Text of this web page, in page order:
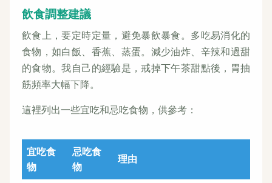
飲食調整建議
飲食上，要定時定量，避免暴飲暴食。多吃易消化的
食物，如白飯、香蕉、蒸蛋。減少油炸、辛辣和過甜
的食物。我自己的經驗是，戒掉下午茶甜點後，胃抽
筋頻率大幅下降。
這裡列出一些宜吃和忌吃食物，供參考：
宜吃食
物
忌吃食
物
理由